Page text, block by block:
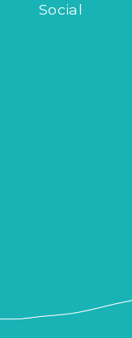
Social